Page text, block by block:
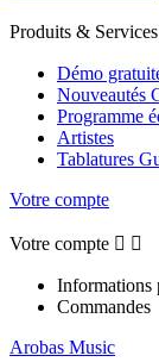
Produits & Services
Démo
Nouveautés
Programme
Artistes
Tablatures
Votre compte
Votre compte  
Informations
Commandes
Arobas Music